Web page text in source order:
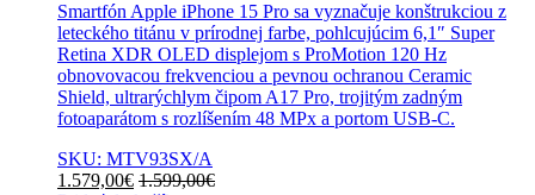
Smartfón Apple iPhone 15 Pro sa vyznačuje konštrukciou z
leteckého titánu v prírodnej farbe, pohlcujúcim 6,1″ Super
Retina XDR OLED displejom s ProMotion 120 Hz
obnovovacou frekvenciou a pevnou ochranou Ceramic
Shield, ultrarýchlym čipom A17 Pro, trojitým zadným
fotoaparátom s rozlíšením 48 MPx a portom USB-C.
SKU: MTV93SX/A
1.579,00€ 1.599,00€